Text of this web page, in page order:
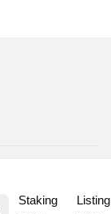
Staking
Listing